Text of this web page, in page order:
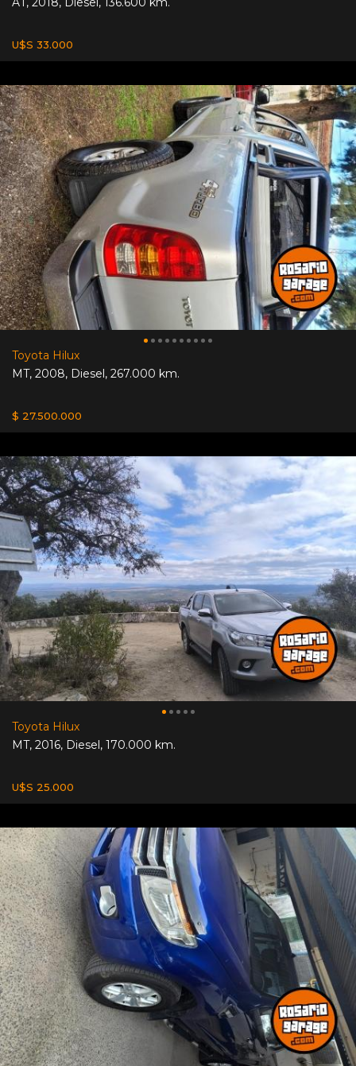
U$S 33.000
Toyota Hilux
MT, 2008, Diesel, 267.000 km.
$ 27.500.000
Toyota Hilux
MT, 2016, Diesel, 170.000 km.
U$S 25.000